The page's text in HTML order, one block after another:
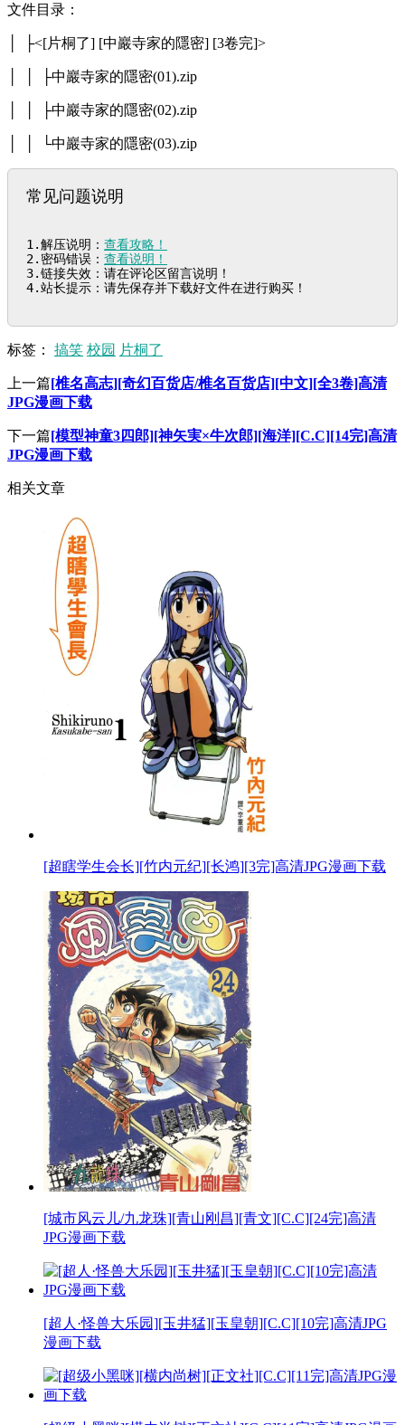
文件目录：
│ ├<[片桐了] [中巖寺家的隱密] [3卷完]>
│ │ ├中巖寺家的隱密(01).zip
│ │ ├中巖寺家的隱密(02).zip
│ │ └中巖寺家的隱密(03).zip
常见问题说明
1.解压说明： 查看攻略！
2.密码错误： 查看说明！
3.链接失效：请在评论区留言说明！
4.站长提示：请先保存并下载好文件在进行购买！
标签： 搞笑 校园 片桐了
上一篇[椎名高志][奇幻百货店/椎名百货店][中文][全3卷]高清
JPG漫画下载
下一篇[模型神童3四郎][神矢実×牛次郎][海洋][C.C][14完]高清
JPG漫画下载
相关文章
[超瞎学生会长][竹内元纪][长鸿][3完]高清JPG漫画下载
[城市风云儿/九龙珠][青山刚昌][青文][C.C][24完]高清
JPG漫画下载
[超人·怪兽大乐园][玉井猛][玉皇朝][C.C][10完]高清JPG
漫画下载